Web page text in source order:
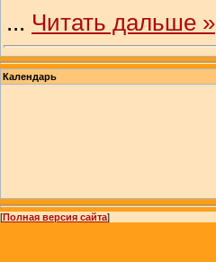
... Читать дальше »
Календарь
[Полная версия сайта]